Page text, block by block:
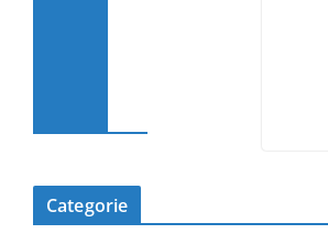
Categorie